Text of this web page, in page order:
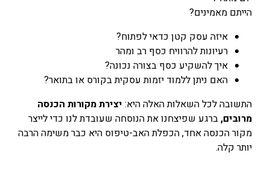
הייתם מאמינים?
איזה עסק קטן כדאי לפתוח?
רעיונות להרוויח כסף רב ומהר
איך להשקיע כסף בצורה נכונה?
האם ניתן ללמוד יזמות עסקית בקורס או בתואר?
התשובה לכל השאלות האלה היא: יצירת מקורות הכנסה
מרובים,ברגע שפיצחנו את הנוסחה שעובדת לנו כדי לייצר
מקור הכנסה אחד, הכפלת האב-טיפוס היא כבר משימה הרבה
יותר קלה.
לורם איפסום דולור סיט אמט, קונסקטורר
אדיפיסינג אלית לפרומי בלוף קינץ תתיח לרעח. לת